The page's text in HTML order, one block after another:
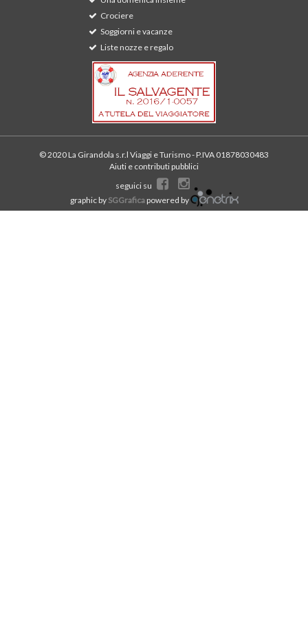
Crociere
Soggiorni e vacanze
Liste nozze e regalo
© 2020 La Girandola s.r.l Viaggi e Turismo - P.IVA 01878030483
Aiuti e contributi pubblici
seguici su
graphic by SGGraficapowered by